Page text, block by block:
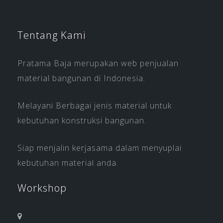
Tentang Kami
Pratama Baja merupakan web penjualan
material bangunan di Indonesia.
Melayani Berbagai jenis material untuk
kebutuhan konstruksi bangunan.
Siap menjalin kerjasama dalam menyuplai
kebutuhan material anda.
Workshop